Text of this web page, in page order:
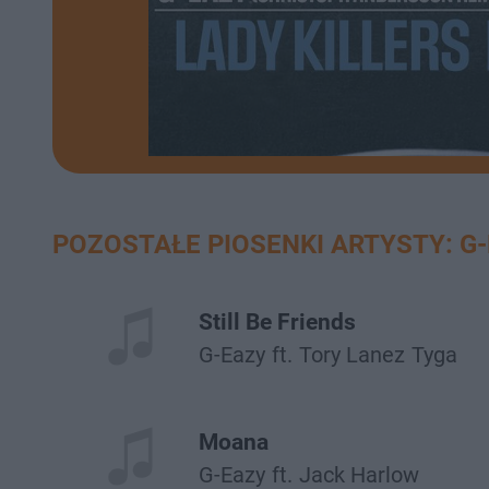
POZOSTAŁE PIOSENKI ARTYSTY:
Still Be Friends
G-Eazy ft. Tory Lanez Tyga
Moana
G-Eazy ft. Jack Harlow